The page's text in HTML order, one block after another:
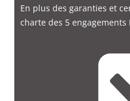
En plus des garanties et
charte des 5